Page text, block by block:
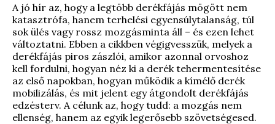
A jó hír az, hogy a legtöbb derékfájás mögött nem
katasztrófa, hanem terhelési egyensúlytalanság, túl
sok ülés vagy rossz mozgásminta áll – és ezen lehet
változtatni. Ebben a cikkben végigvesszük, melyek a
derékfájás piros zászlói, amikor azonnal orvoshoz
kell fordulni, hogyan néz ki a derék tehermentesítése
az első napokban, hogyan működik a kímélő derék
mobilizálás, és mit jelent egy átgondolt derékfájás
edzésterv. A célunk az, hogy tudd: a mozgás nem
ellenség, hanem az egyik legerősebb szövetségesed.